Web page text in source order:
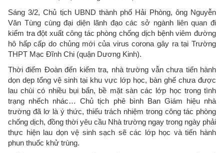
Sáng 3/2, Chủ tịch UBND thành phố Hải Phòng, ông Nguyễn
Văn Tùng cùng đại diện lãnh đạo các sở ngành liên quan đi
kiểm tra đột xuất công tác phòng chống dịch bệnh viêm đường
hô hấp cấp do chủng mới của virus corona gây ra tại Trường
THPT Mạc Đĩnh Chi (quận Dương Kinh).
Thời điểm Đoàn đến kiểm tra, nhà trường vẫn chưa tiến hành
dọn dẹp tổng vệ sinh tại khu vực lớp học, bàn ghế chưa được
lau chùi có nhiều bụi bẩn, bề mặt sàn các lớp học trong tình
trạng nhếch nhác… Chủ tịch phê bình Ban Giám hiệu nhà
trường đã lơ là ý thức, thiếu trách nhiệm trong công tác phòng
chống dịch, đồng thời yêu cầu Nhà trường ngay trong ngày phải
thực hiện lau dọn vệ sinh sạch sẽ các lớp học và tiến hành
phun thuốc khử trùng.